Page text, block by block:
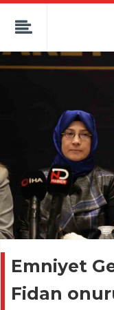
Emniyet
Fidan